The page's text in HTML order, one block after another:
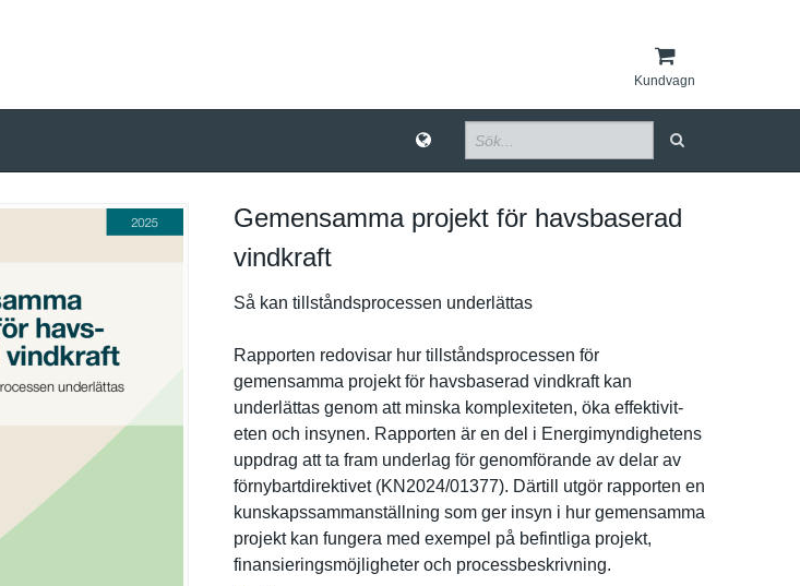
Kundvagn
Gemensamma projekt för havsbaserad
vindkraft
Så kan tillstånds­processen underlätta­s
Rapporten redovisar hur tillstånds­processen för
gemensamma projekt för havsbasera­d vindkraft kan
underlätta­s genom att minska komplexite­ten, öka effektivit­
eten och insynen. Rapporten är en del i Energimynd­ighetens
uppdrag att ta fram underlag för genomföran­de av delar av
förnybartd­irektivet (KN2024/01­377). Därtill utgör rapporten en
kunskapssa­mmanställn­ing som ger insyn i hur gemensamma
projekt kan fungera med exempel på befintliga projekt,
finansieri­ngsmöjligh­eter och processbes­krivning.